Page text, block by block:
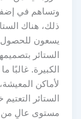
وتساهم في إضفاء
ذلك، هناك
يسعون للحصول
الستائر بتصميمها
الكبيرة. غالبًا
لأماكن المعيشة،
الستائر التعتيم
مستوى عالٍ من